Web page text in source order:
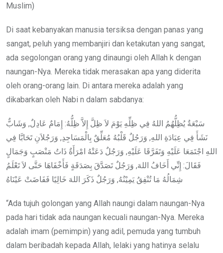
Muslim)
Di saat kebanyakan manusia tersiksa dengan panas yang
sangat, peluh yang membanjiri dan ketakutan yang sangat,
ada segolongan orang yang dinaungi oleh Allah k dengan
naungan-Nya. Mereka tidak merasakan apa yang diderita
oleh orang-orang lain. Di antara mereka adalah yang
dikabarkan oleh Nabi n dalam sabdanya:
سَبْعَةٌ يُظِلُّهُمُ اللهُ فِي ظِلِّهِ يَوْمَ لاَ ظِلَّ إِلاَّ ظِلُّهُ: إِمَامٌ عَادِلٌ, وَشَابٌّ
نَشَأَ فِي عِبَادَةِ اللهِ, وَرَجُلٌ قَلْبُهُ مُعَلِّقٌ بِالْمَسَاجِدِ, وَرَجُلاَنِ تَحَابَّا فِي
اللهِ اجْتَمَعَا عَلَيْهِ وَتَفَرَّقَا عَلَيْهِ, وَرَجُلٌ دَعَتْهُ امْرَأَةٌ ذَاتُ مَنْصَبٍ وَجَمَالٍ
فَقَالَ: إِنِّي أَخَافُ اللهَ, وَرَجُلٌ تَصَدَّقَ بِصَدَقَةٍ فَأَخْفَاهَا حَتَّى لاَ تَعْلَمُ
شِمَالُهُ مَا تُنْفِقُ يَمِيْنُهُ, وَرَجُلٌ ذَكَرَ اللهَ خَالِيًا فَفَاضَتْ عَيْنَاهُ
“Ada tujuh golongan yang Allah naungi dalam naungan-Nya
pada hari tidak ada naungan kecuali naungan-Nya. Mereka
adalah imam (pemimpin) yang adil, pemuda yang tumbuh
dalam beribadah kepada Allah, lelaki yang hatinya selalu